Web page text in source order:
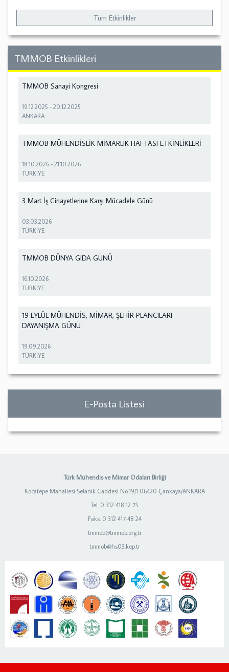
Tüm Etkinlikler
TMMOB Etkinlikleri
TMMOB Sanayi Kongresi
19.12.2025 -20.12.2025
ANKARA
TMMOB MÜHENDİSLİK MİMARLIK HAFTASI ETKİNLİKLERİ
18.10.2026 -21.10.2026
TÜRKİYE
3 Mart İş Cinayetlerine Karşı Mücadele Günü
03.03.2026
TÜRKİYE
TMMOB DÜNYA GIDA GÜNÜ
16.10.2026
TÜRKİYE
19 EYLÜL MÜHENDİS, MİMAR, ŞEHİR PLANCILARI
DAYANIŞMA GÜNÜ
19.09.2026
TÜRKİYE
E-Posta Listesi
Türk Mühendis ve Mimar Odaları Birliği
Kocatepe Mahallesi Selanik Caddesi No:19/1 06420 Çankaya/ANKARA
Tel: 0 312 418 12 75
Faks: 0 312 417 48 24
tmmob@tmmob.org.tr
tmmob@hs03.kep.tr